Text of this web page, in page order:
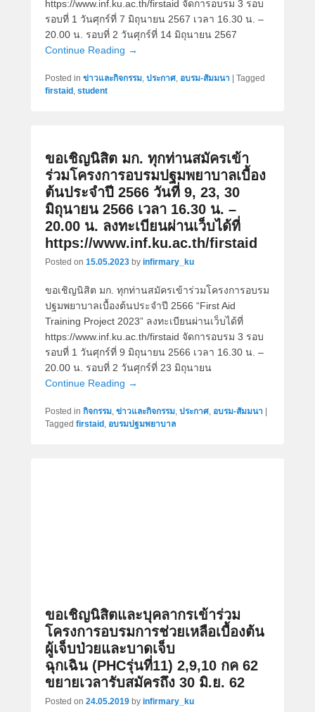
https://www.inf.ku.ac.th/firstaid จัดการอบรม 3 รอบ
รอบที่ 1 วันศุกร์ที่ 7 มิถุนายน 2567 เวลา 16.30 น. –
20.00 น. รอบที่ 2 วันศุกร์ที่ 14 มิถุนายน 2567
Continue Reading →
Posted in ข่าวและกิจกรรม, ประกาศ, อบรม-สัมมนา
Tagged
firstaid , student
ขอเชิญนิสิต มก. ทุกท่านสมัครเข้า
ร่วมโครงการอบรมปฐมพยาบาลเบื้อง
ต้นประจำปี 2566 วันที่ 9, 23, 30
มิถุนายน 2566 เวลา 16.30 น. –
20.00 น. ลงทะเบียนผ่านเว็บได้ที่
https://www.inf.ku.ac.th/firstaid
Posted on 15.05.2023 by infirmary_ku
ขอเชิญนิสิต มก. ทุกท่านสมัครเข้าร่วมโครงการอบรม
ปฐมพยาบาลเบื้องต้นประจำปี 2566 “First Aid
Training Project 2023” ลงทะเบียนผ่านเว็บได้ที่
https://www.inf.ku.ac.th/firstaid จัดการอบรม 3 รอบ
รอบที่ 1 วันศุกร์ที่ 9 มิถุนายน 2566 เวลา 16.30 น. –
20.00 น. รอบที่ 2 วันศุกร์ที่ 23 มิถุนายน
Continue Reading →
Posted in กิจกรรม, ข่าวและกิจกรรม, ประกาศ, อบรม-สัมมนา
Tagged firstaid , อบรมปฐมพยาบาล
ขอเชิญนิสิตและบุคลากรเข้าร่วม
โครงการอบรมการช่วยเหลือเบื้องต้น
ผู้เจ็บป่วยและบาดเจ็บ
ฉุกเฉิน (PHCรุ่นที่11) 2,9,10 กค 62
ขยายเวลารับสมัครถึง 30 มิ.ย. 62
Posted on 24.05.2019 by infirmary_ku